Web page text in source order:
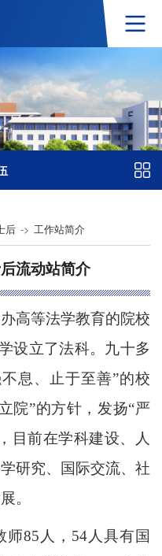
后 -> 工作站简介
流动站简介
高等法学教育的院校
设立了法科。九十多
息、止于至善”的校
院”的方针，发扬“严
目前在学科建设、人
研究、国际交流、社
。
师85人，54人具有国